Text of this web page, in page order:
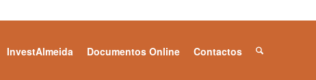
InvestAlmeida Documentos Online Contactos